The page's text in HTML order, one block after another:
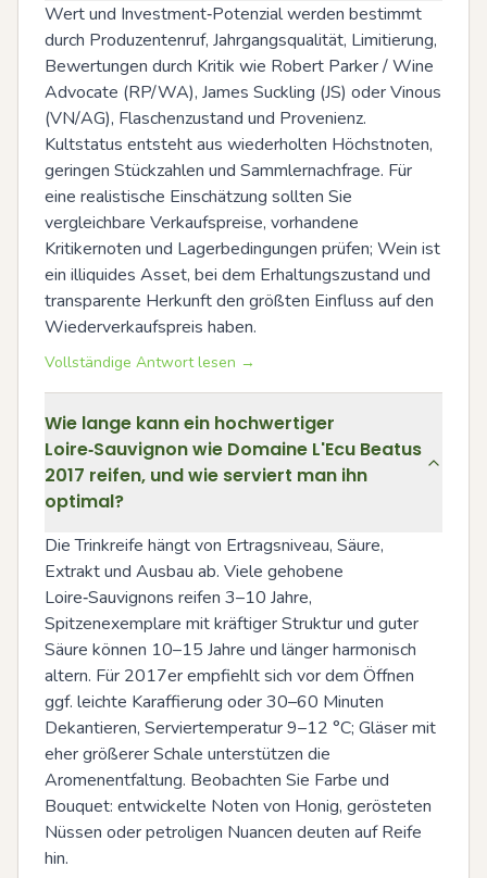
Wert und Investment‑Potenzial werden bestimmt
durch Produzentenruf, Jahrgangsqualität, Limitierung,
Bewertungen durch Kritik wie Robert Parker / Wine
Advocate (RP/WA), James Suckling (JS) oder Vinous
(VN/AG), Flaschenzustand und Provenienz.
Kultstatus entsteht aus wiederholten Höchstnoten,
geringen Stückzahlen und Sammlernachfrage. Für
eine realistische Einschätzung sollten Sie
vergleichbare Verkaufspreise, vorhandene
Kritikernoten und Lagerbedingungen prüfen; Wein ist
ein illiquides Asset, bei dem Erhaltungszustand und
transparente Herkunft den größten Einfluss auf den
Wiederverkaufspreis haben.
Vollständige Antwort lesen →
Wie lange kann ein hochwertiger
Loire‑Sauvignon wie Domaine L'Ecu Beatus
2017 reifen, und wie serviert man ihn
optimal?
Die Trinkreife hängt von Ertragsniveau, Säure,
Extrakt und Ausbau ab. Viele gehobene
Loire‑Sauvignons reifen 3–10 Jahre,
Spitzenexemplare mit kräftiger Struktur und guter
Säure können 10–15 Jahre und länger harmonisch
altern. Für 2017er empfiehlt sich vor dem Öffnen
ggf. leichte Karaffierung oder 30–60 Minuten
Dekantieren, Serviertemperatur 9–12 °C; Gläser mit
eher größerer Schale unterstützen die
Aromenentfaltung. Beobachten Sie Farbe und
Bouquet: entwickelte Noten von Honig, gerösteten
Nüssen oder petroligen Nuancen deuten auf Reife
hin.